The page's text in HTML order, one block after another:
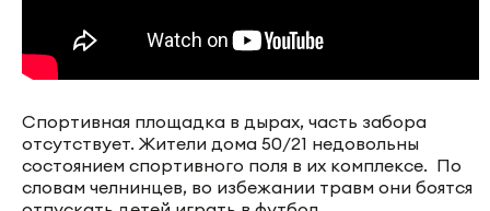
Спортивная площадка в дырах, часть забора
отсутствует. Жители дома 50/21 недовольны
состоянием спортивного поля в их комплексе. По
словам челнинцев, во избежании травм они боятся